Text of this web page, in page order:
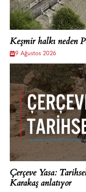
Keşmir halkı neden
9 Ağustos 2026
Çerçeve Yasa:
Karakaş anlatıyor